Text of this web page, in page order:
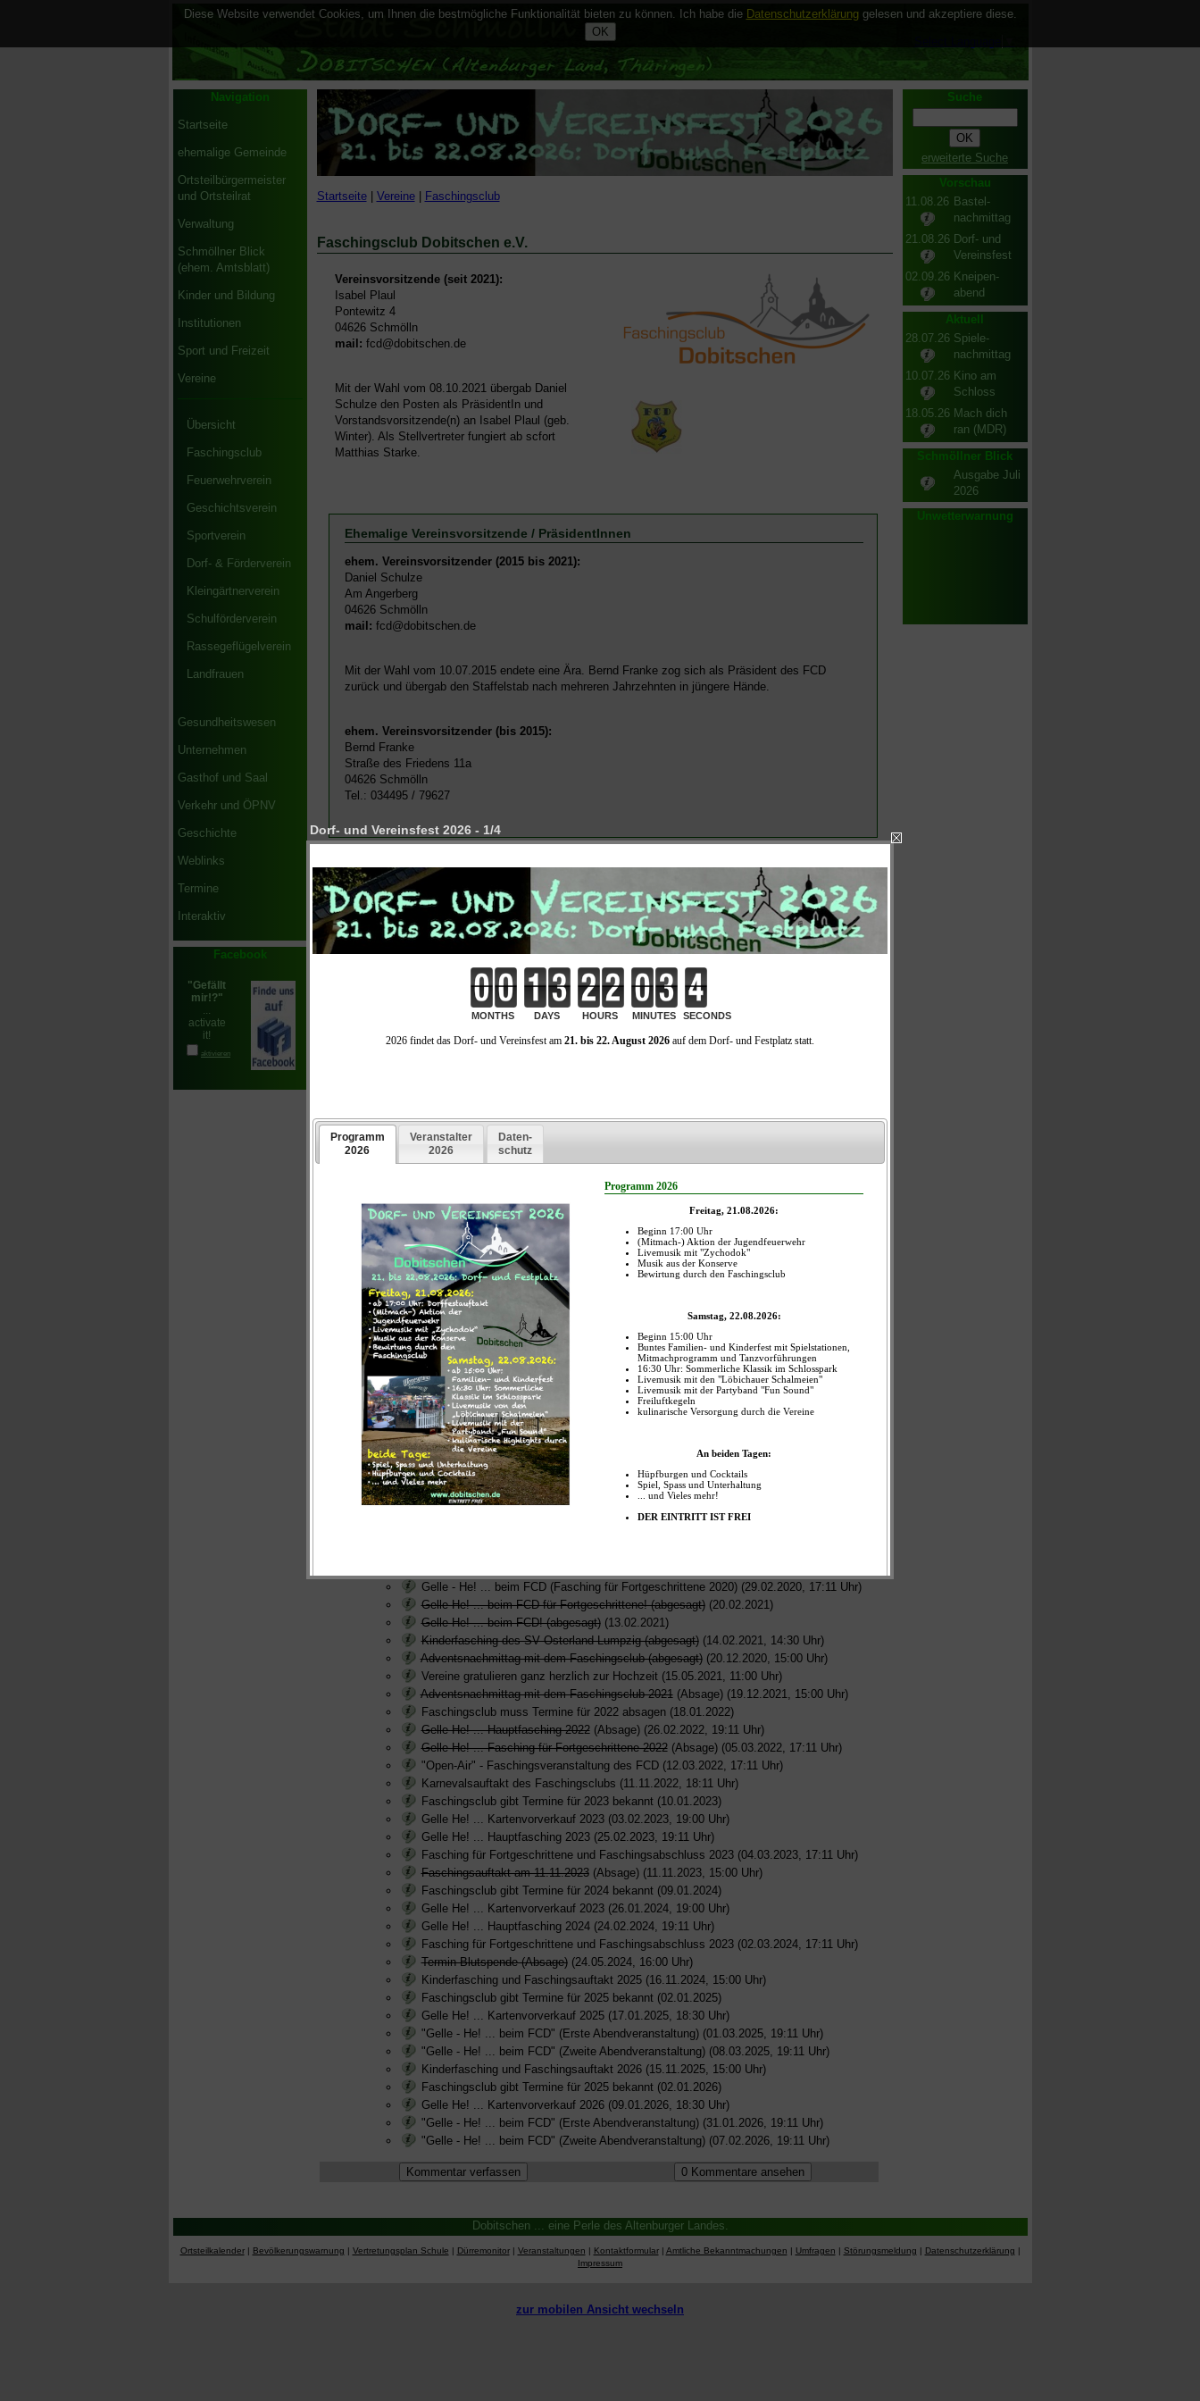
Navigation
Startseite
ehemalige Gemeinde
Ortsteilbürgermeister
und Ortsteilrat
Verwaltung
Schmöllner Blick
(ehem. Amtsblatt)
Kinder und Bildung
Institutionen
Sport und Freizeit
Vereine
Übersicht
Faschingsclub
Feuerwehrverein
Geschichtsverein
Sportverein
Dorf- & Förderverein
Kleingärtnerverein
Schulförderverein
Rassegeflügelverein
Landfrauen
Gesundheitswesen
Unternehmen
Gasthof und Saal
Verkehr und ÖPNV
Geschichte
Weblinks
Termine
Interaktiv
Facebook
Startseite| Vereine| Faschingsclub
Faschingsclub Dobitschen e.V.
Vereinsvorsitzende (seit 2021):
Isabel Plaul
Pontewitz 4
04626 Schmölln
mail: fcd@dobitschen.de
Mit der Wahl vom 08.10.2021 übergab Daniel
Schulze den Posten als PräsidentIn und
Vorstandsvorsitzende(n) an Isabel Plaul (geb.
Winter). Als Stellvertreter fungiert ab scfort
Matthias Starke.
Ehemalige Vereinsvorsitzende / PräsidentInnen
ehem. Vereinsvorsitzender (2015 bis 2021):
Daniel Schulze
Am Angerberg
04626 Schmölln
mail: fcd@dobitschen.de
Mit der Wahl vom 10.07.2015 endete eine Ära. Bernd Franke zog sich als Präsident des FCD
zurück und übergab den Staffelstab nach mehreren Jahrzehnten in jüngere Hände.
ehem. Vereinsvorsitzender (bis 2015):
Bernd Franke
Straße des Friedens 11a
04626 Schmölln
Tel.: 034495 / 79627
Weitere Informationen
Faschingsauftakt 2022 (11.11.2022, 18:11 Uhr)
"Gelle He ... beim FCD!" - Hauptfasching (01.03.2014, 19:11 Uhr)
Adventsveranstaltungen am dritten Adventwochenende 2014 (12.12.2014)
Adventsnachmittag mit dem Faschingsclub (14.12.2014, 15:00 Uhr)
Gelle - He! ... beim FCD (für Fortgeschrittene) (21.02.2015, 15:00 Uhr)
Gelle - He! ... beim FCD (für Fortgeschrittene) (20.02.2016, 17:11 Uhr)
Faschingsclub trauert um's "Butterblümchen" (24.10.2016)
Adventsnachmittag mit dem Faschingsclub (11.12.2016, 15:00 Uhr)
Gelle - He! ... beim FCD (Hauptfasching) (25.02.2017, 19:11 Uhr)
Kinderfasching des SV Osterland Lumpzig (26.02.2017, 14:30 Uhr)
Gelle - He! ... beim FCD (Fortgeschrittenenfasching) (04.03.2017, 17:11 Uhr)
Adventsnachmittag mit dem Faschingsclub (17.12.2017, 15:00 Uhr)
Gelle - He! ... beim FCD (Kartenvorverkauf) (19.01.2018, 18:00 Uhr)
Gelle - He! ... beim FCD (Hauptfasching) (17.02.2018, 19:11 Uhr)
Kinderfasching des SV Osterland Lumpzig (18.02.2018, 14:30 Uhr)
Gelle - He! ... beim FCD (Fasching für Fortgeschrittene) (24.02.2018, 17:11 Uhr)
Eisnachmittag auf dem Oberen Teich (04.03.2018, 14:30 Uhr)
Termine Faschingsclub (Session 2019)
Frühschoppen zum Faschingsauftakt (11.11.2018, 10:30 Uhr)
Adventsnachmittag mit dem Faschingsclub (09.12.2018, 15:00 Uhr)
Kartenvorverkauf für Hauptfasching 2019 (01.02.2019, 19:00 Uhr)
Gelle - He! ... beim FCD (Hauptfasching 2019) (02.03.2019, 19:11 Uhr)
Kinderfasching des SV Osterland Lumpzig (03.03.2019, 14:30 Uhr)
"Gelle - He!" ... beim FCD (Fasching für Fortgeschrittene 2019) (09.03.2019, 17:11 Uhr)
Feuerwehrverein und Faschingsclub gemeinsam "On Tour!" (14.12.2019, 12:00 Uhr)
Adventsnachmittag des Faschingsclub am vierten Advent (22.12.2019, 15:00 Uhr)
Faschingsclub gibt Termine für 2020 bekannt
Gelle - He! ... beim FCD (Fasching für Fortgeschrittene 2020) (29.02.2020, 17:11 Uhr)
Gelle He! ... beim FCD für Fortgeschrittene! (abgesagt)(20.02.2021)
Gelle He! ... beim FCD! (abgesagt)(13.02.2021)
Kinderfasching des SV Osterland Lumpzig (abgesagt)(14.02.2021, 14:30 Uhr)
Adventsnachmittag mit dem Faschingsclub (abgesagt)(20.12.2020, 15:00 Uhr)
Vereine gratulieren ganz herzlich zur Hochzeit (15.05.2021, 11:00 Uhr)
Adventsnachmittag mit dem Faschingsclub 2021(Absage) (19.12.2021, 15:00 Uhr)
Faschingsclub muss Termine für 2022 absagen (18.01.2022)
Gelle He! ... Hauptfasching 2022(Absage) (26.02.2022, 19:11 Uhr)
Gelle He! ... Fasching für Fortgeschrittene 2022(Absage) (05.03.2022, 17:11 Uhr)
"Open-Air" - Faschingsveranstaltung des FCD (12.03.2022, 17:11 Uhr)
Karnevalsauftakt des Faschingsclubs (11.11.2022, 18:11 Uhr)
Faschingsclub gibt Termine für 2023 bekannt (10.01.2023)
Gelle He! ... Kartenvorverkauf 2023 (03.02.2023, 19:00 Uhr)
Gelle He! ... Hauptfasching 2023 (25.02.2023, 19:11 Uhr)
Fasching für Fortgeschrittene und Faschingsabschluss 2023 (04.03.2023, 17:11 Uhr)
Faschingsauftakt am 11.11.2023(Absage) (11.11.2023, 15:00 Uhr)
Faschingsclub gibt Termine für 2024 bekannt (09.01.2024)
Gelle He! ... Kartenvorverkauf 2023 (26.01.2024, 19:00 Uhr)
Gelle He! ... Hauptfasching 2024 (24.02.2024, 19:11 Uhr)
Fasching für Fortgeschrittene und Faschingsabschluss 2023 (02.03.2024, 17:11 Uhr)
Termin Blutspende (Absage)(24.05.2024, 16:00 Uhr)
Kinderfasching und Faschingsauftakt 2025 (16.11.2024, 15:00 Uhr)
Faschingsclub gibt Termine für 2025 bekannt (02.01.2025)
Gelle He! ... Kartenvorverkauf 2025 (17.01.2025, 18:30 Uhr)
"Gelle - He! ... beim FCD" (Erste Abendveranstaltung) (01.03.2025, 19:11 Uhr)
"Gelle - He! ... beim FCD" (Zweite Abendveranstaltung) (08.03.2025, 19:11 Uhr)
Kinderfasching und Faschingsauftakt 2026 (15.11.2025, 15:00 Uhr)
Faschingsclub gibt Termine für 2025 bekannt (02.01.2026)
Gelle He! ... Kartenvorverkauf 2026 (09.01.2026, 18:30 Uhr)
"Gelle - He! ... beim FCD" (Erste Abendveranstaltung) (31.01.2026, 19:11 Uhr)
"Gelle - He! ... beim FCD" (Zweite Abendveranstaltung) (07.02.2026, 19:11 Uhr)
Suche
erweiterte Suche
Vorschau
11.08.26 Bastel-
nachmittag
21.08.26 Dorf- und
Vereinsfest
02.09.26 Kneipen-
abend
Aktuell
28.07.26 Spiele-
nachmittag
10.07.26 Kino am
Schloss
18.05.26 Mach dich
ran (MDR)
Schmöllner Blick
Ausgabe Juli
2026
Unwetterwarnung
Dobitschen ... eine Perle des Altenburger Landes.
Ortsteilkalender| Bevölkerungswarnung | Vertretungsplan Schule | Dürremonitor| Veranstaltungen | Kontaktformular| Amtliche Bekanntmachungen | Umfragen | Störungsmeldung | Datenschutzerklärung |
Impressum
zur mobilen Ansicht wechseln
Diese Website verwendet Cookies, um Ihnen die bestmögliche Funktionalität bieten zu können. Ich habe die Datenschutzerklärung gelesen und akzeptiere diese.
Dorf- und Vereinsfest 2026 - 1/4